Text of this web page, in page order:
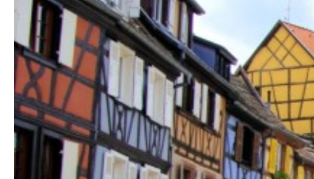
Santé Sécurité au Travail ▼
Documentation ▼
Archivistes
e-services ▼